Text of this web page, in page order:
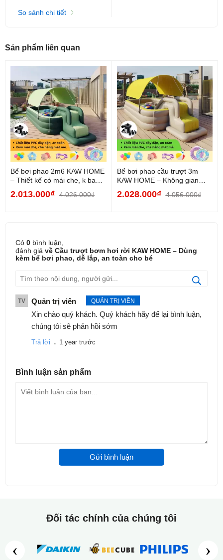
Chất liệu: Nhựa PVC nhập khẩu
Màu sắc: Xanh, vàng
Kích thước: 200x90x80cm
Trọng lượng: 2.6kg
LỢI ÍCH KHI SỬ DỤNG
chơi nước.
So sánh chi tiết
Sản phẩm liên quan
Bể bơi phao 2m6 KAW HOME
– Thiết kế có mái che, k bao
2.013.000₫ 4.026.000₫
Bể bơi phao cầu trượt 3m
KAW HOME – Không gian
rộng rãi, không có...
2.028.000₫ 4.056.000₫
Có 0 bình luận,
đánh giá về Cầu trượt bơm hơi rời KAW HOME – Dùng
kèm bể bơi phao, dễ lắp, an toàn cho bé
TV Quản trị viên QUẢN TRỊ VIÊN
Xin chào quý khách. Quý khách hãy để lại bình luận,
chúng tôi sẽ phản hồi sớm
Trả lời . 1 year trước
Bình luận sản phẩm
Gửi bình luận
Đối tác chính của chúng tôi
‹ ›